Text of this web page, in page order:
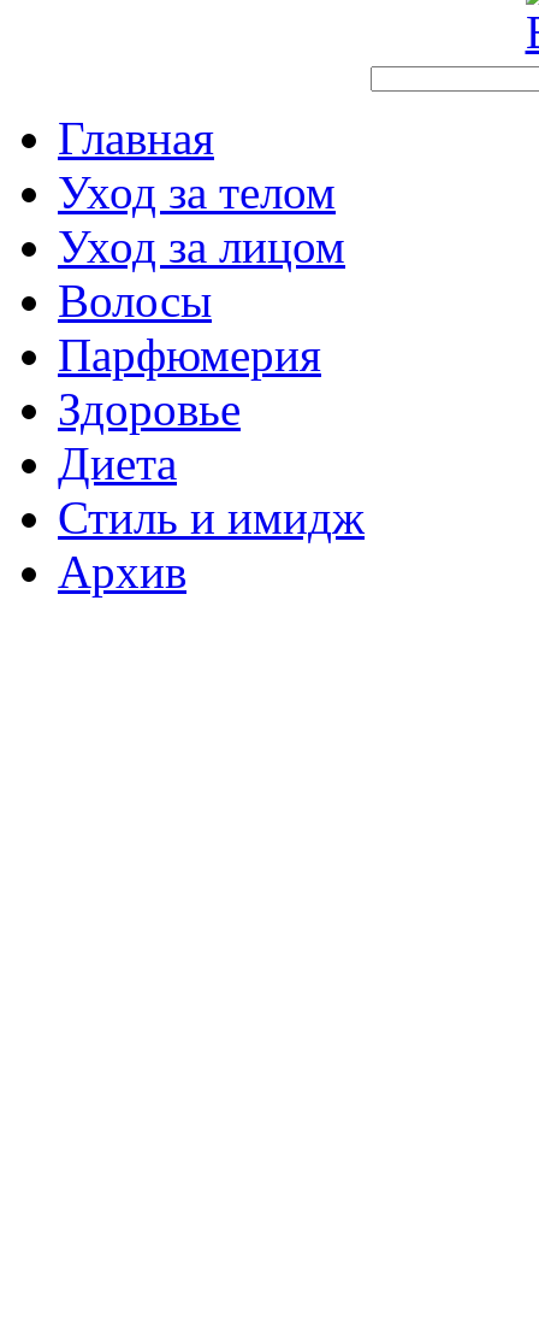
Главная
Уход за телом
Уход за лицом
Волосы
Парфюмерия
Здоровье
Диета
Стиль и имидж
Архив